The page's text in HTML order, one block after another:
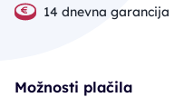
14 dnevna garancija
Možnosti plačila